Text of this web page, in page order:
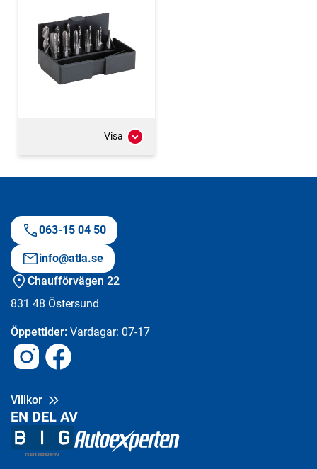
Visa
063-15 04 50
info@atla.se
Chaufförvägen 22
831 48 Östersund
Öppettider: Vardagar: 07-17
Villkor
EN DEL AV